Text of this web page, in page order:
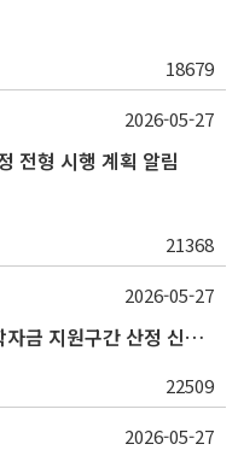
18679
전형 시행 계획 알림
21368
2026-05-27
2026학년도 2학기 한국장학재단 학자금 지원구간 산정 신청 안내
22509
2026-05-27
2026-05-27